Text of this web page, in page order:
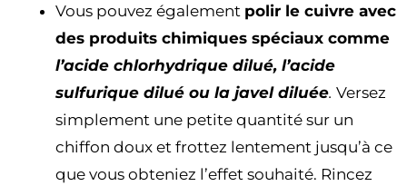
Vous pouvez également polir le cuivre avec
des produits chimiques spéciaux comme
l’acide chlorhydrique dilué, l’acide
sulfurique dilué ou la javel diluée. Versez
simplement une petite quantité sur un
chiffon doux et frottez lentement jusqu’à ce
que vous obteniez l’effet souhaité. Rincez